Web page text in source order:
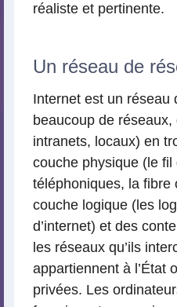
réaliste et pertinente.
Un réseau de
Internet est un réseau
beaucoup de
intranets, locaux) en
couche physique (le
téléphoniques, la
couche logique (les
d’internet) et des
les réseaux qu’ils
appartiennent à l’État
privées. Les